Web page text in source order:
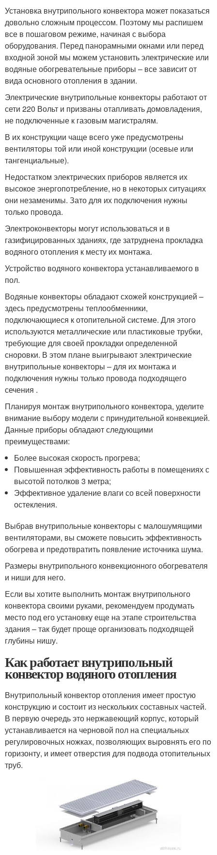
Установка внутрипольного конвектора может показаться
довольно сложным процессом. Поэтому мы распишем
все в пошаговом режиме, начиная с выбора
оборудования. Перед панорамными окнами или перед
входной зоной мы можем установить электрические или
водяные обогревательные приборы – все зависит от
вида основного отопления в здании.
Электрические внутрипольные конвекторы работают от
сети 220 Вольт и призваны отапливать домовладения,
не подключенные к газовым магистралям.
В их конструкции чаще всего уже предусмотрены
вентиляторы той или иной конструкции (осевые или
тангенциальные).
Недостатком электрических приборов является их
высокое энергопотребление, но в некоторых ситуациях
они незаменимы. Зато для их подключения нужны
только провода.
Электроконвекторы могут использоваться и в
газифицированных зданиях, где затруднена прокладка
водяного отопления к месту их монтажа.
Устройство водяного конвектора устанавливаемого в
пол.
Водяные конвекторы обладают схожей конструкцией –
здесь предусмотрены теплообменники,
подключающиеся к отопительной системе. Для этого
используются металлические или пластиковые трубки,
требующие для своей прокладки определенной
сноровки. В этом плане выигрывают электрические
внутрипольные конвекторы – для их монтажа и
подключения нужны только провода подходящего
сечения .
Планируя монтаж внутрипольного конвектора, уделите
внимание выбору модели с принудительной конвекцией.
Данные приборы обладают следующими
преимуществами:
Более высокая скорость прогрева;
Повышенная эффективность работы в помещениях с
высотой потолков 3 метра;
Эффективное удаление влаги со всей поверхности
остекления.
Выбрав внутрипольные конвекторы с малошумящими
вентиляторами, вы сможете повысить эффективность
обогрева и предотвратить появление источника шума.
Размеры внутрипольного конвекционного обогревателя
и ниши для него.
Если вы хотите выполнить монтаж внутрипольного
конвектора своими руками, рекомендуем продумать
место под его установку еще на этапе строительства
здания – так будет проще организовать подходящей
глубины нишу.
Как работает внутрипольный
конвектор водяного отопления
Внутрипольный конвектор отопления имеет простую
конструкцию и состоит из нескольких составных частей.
В первую очередь это нержавеющий корпус, который
устанавливается на черновой пол на специальных
регулировочных ножках, позволяющих выровнять его по
горизонту, и имеет отверстия для подвода отопительных
труб.